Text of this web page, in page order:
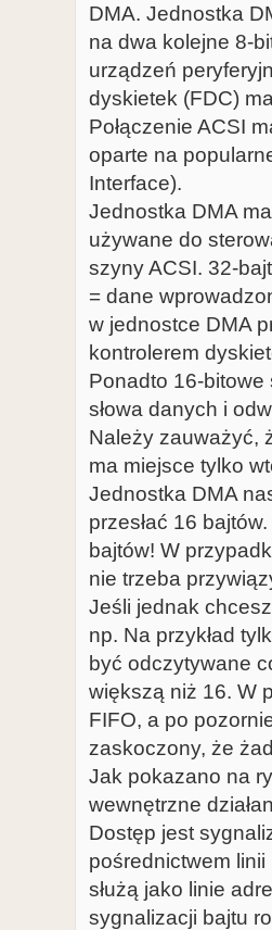
DMA. Jednostka
na dwa kolejne 8-
urządzeń
dyskietek (FDC)
Połączenie ACSI
oparte na
Interface).
Jednostka DMA
używane do
szyny ACSI. 32-
= dane
w jednostce DMA
kontrolerem
Ponadto 16-bitowe
słowa danych i
Należy zauważyć,
ma miejsce tylko
Jednostka DMA
przesłać 16
bajtów! W
nie trzeba
Jeśli jednak
np. Na przykład
być odczytywane
większą niż 16. W
FIFO, a po
zaskoczony, że
Jak pokazano na
wewnętrzne
Dostęp jest
pośrednictwem
służą jako linie
sygnalizacji bajtu